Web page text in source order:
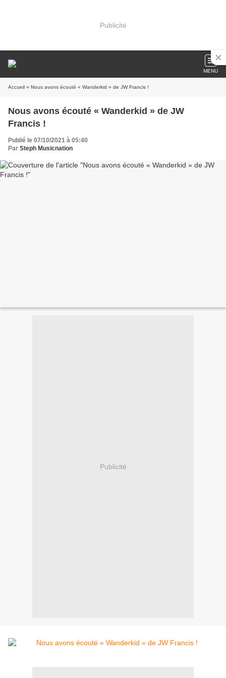
Publicité
MENU
Accueil » Nous avons écouté « Wanderkid » de JW Francis !
Nous avons écouté « Wanderkid » de JW
Francis !
Publié le 07/10/2021 à 05:40
Par Steph Musicnation
Publicité